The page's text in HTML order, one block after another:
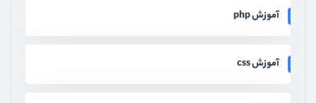
آموزش php
آموزش css